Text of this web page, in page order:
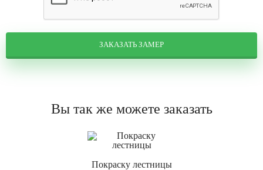
ЗАКАЗАТЬ ЗАМЕР
Вы так же можете заказать
Покраску лестницы